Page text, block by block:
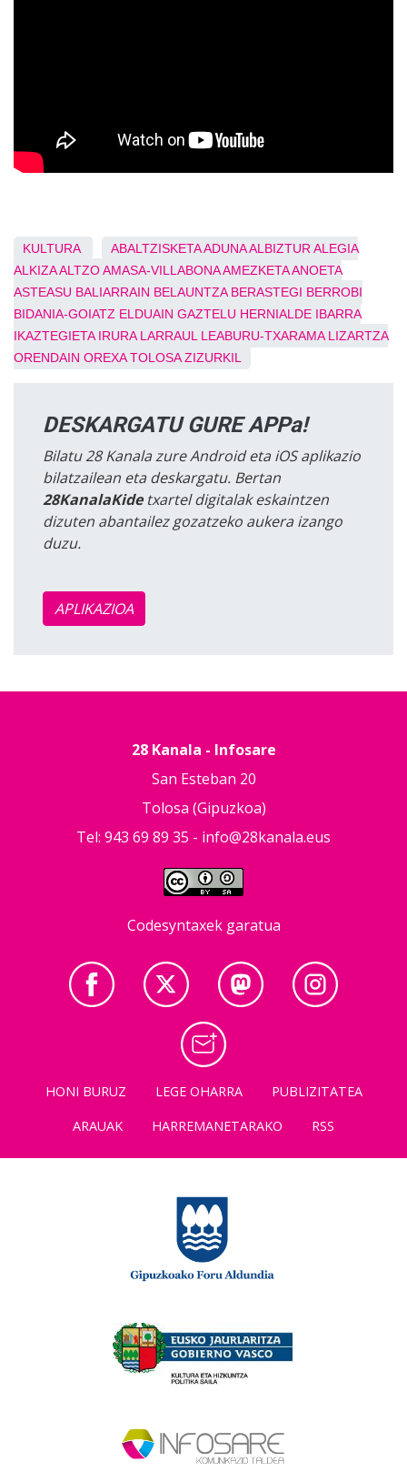
KULTURA ABALTZISKETAADUNAALBIZTUR ALEGIA
ALKIZAALTZOAMASA-VILLABONAAMEZKETAANOETA
ASTEASU BALIARRAIN BELAUNTZA BERASTEGI BERROBI
BIDANIA-GOIATZ ELDUAIN GAZTELU HERNIALDE IBARRA
IKAZTEGIETA IRURA LARRAUL LEABURU-TXARAMA LIZARTZA
ORENDAIN OREXA TOLOSA ZIZURKIL
DESKARGATU GURE APPa!
Bilatu 28 Kanala zure Android eta iOS aplikazio
bilatzailean eta deskargatu. Bertan
28KanalaKidetxartel digitalak eskaintzen
dizuten abantailez gozatzeko aukera izango
duzu.
APLIKAZIOA
28 Kanala - Infosare
San Esteban 20
Tolosa (Gipuzkoa)
Tel: 943 69 89 35 - info@28kanala.eus
Codesyntaxek garatua
HONI BURUZ LEGE OHARRA
PUBLIZITATEA
ARAUAK
HARREMANETARAKO RSS